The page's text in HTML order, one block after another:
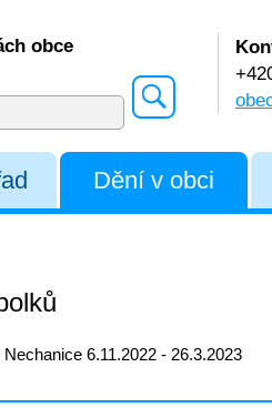
obce
Dění v obci
6.11.2022 - 26.3.2023